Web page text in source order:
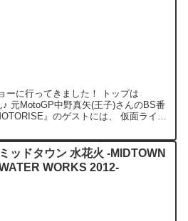
ーに行ってきました！ トップは
元MotoGP中野真矢(王子)さんのBS番
』のゲストには、 仮面ライダ
ミッドタウン 水花火 -MIDTOWN
WORKS 2012-